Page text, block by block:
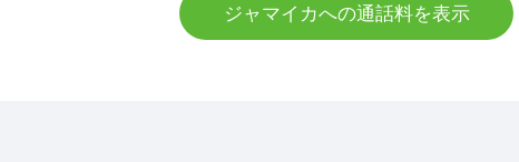
ジャマイカへの通話料を表示